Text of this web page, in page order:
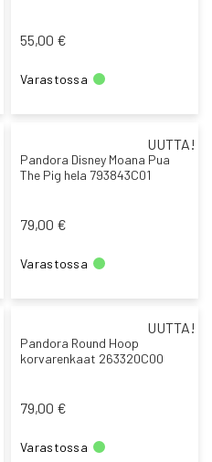
55,00 €
Varastossa
UUTTA!
Pandora Disney Moana Pua
The Pig hela 793843C01
79,00 €
Varastossa
UUTTA!
Pandora Round Hoop
korvarenkaat 263320C00
79,00 €
Varastossa